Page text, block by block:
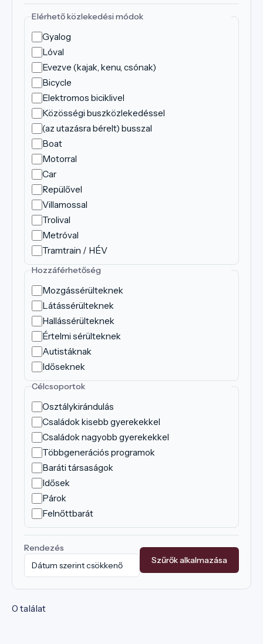
Elérhető közlekedési módok
Gyalog
Lóval
Evezve (kajak, kenu, csónak)
Bicycle
Elektromos biciklivel
Közösségi buszközlekedéssel
(az utazásra bérelt) busszal
Boat
Motorral
Car
Repülővel
Villamossal
Trolival
Metróval
Tramtrain / HÉV
Hozzáférhetőség
Mozgássérülteknek
Látássérülteknek
Hallássérülteknek
Értelmi sérülteknek
Autistáknak
Időseknek
Célcsoportok
Osztálykirándulás
Családok kisebb gyerekekkel
Családok nagyobb gyerekekkel
Többgenerációs programok
Baráti társaságok
Idősek
Párok
Felnőttbarát
Rendezés
Szűrők alkalmazása
0 találat